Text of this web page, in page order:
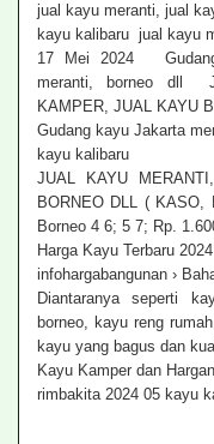
jual kayu meranti, jual
kayu kalibaru jual kayu
17 Mei 2024
meranti, borneo dll
KAMPER, JUAL KAYU
Gudang kayu Jakarta
kayu kalibaru
JUAL KAYU
BORNEO DLL (
Borneo 4 6; 5 7; Rp.
Harga Kayu Terbaru
infohargabangunan ›
Diantaranya seperti
borneo, kayu reng
kayu yang bagus dan
Kayu Kamper dan
rimbakita 2024 05 kayu